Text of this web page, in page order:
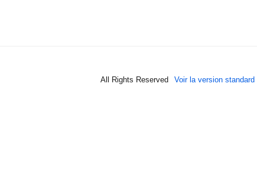
All Rights Reserved Voir la version standard